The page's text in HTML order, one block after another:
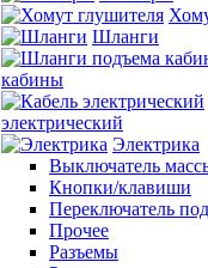
Шланги
кабины
электрический
Электрика
Выключатель
Кнопки/клавиши
Переключатель
Прочее
Разъемы